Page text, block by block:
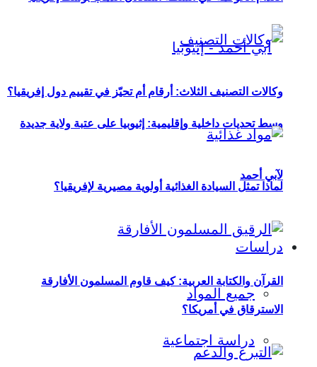
وسط تحديات داخلية وإقليمية: إثيوبيا على عتبة ولاية جديدة
لآبي أحمد
دراسات
جميع المواد
دراسة اجتماعية
وكالات التصنيف الثلاث: أرقام أم تحيّز في تقييم دول إفريقيا؟
لماذا تمثل السيادة الغذائية أولوية مصيرية لإفريقيا؟
القرآن والكتابة العربية: كيف قاوم المسلمون الأفارقة
الاسترقاق في أمريكا؟